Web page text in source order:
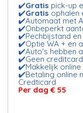
✔️Gratis pick-up
✔️Gratis ophalen
✔️Automaat met
✔️Onbeperkt
✔️Pechbijstand
✔️Optie WA + en
✔️Auto's hebben
✔️Geen
✔️Makkelijk
✔️Betaling online
Credticard
Per dag € 55